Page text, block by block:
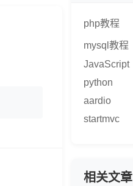
php教程
mysql教程
JavaScript
python
aardio
startmvc
相关文章